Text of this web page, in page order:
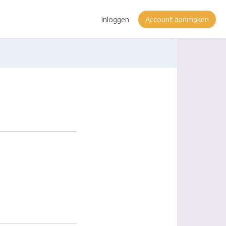
Inloggen Account aanmaken